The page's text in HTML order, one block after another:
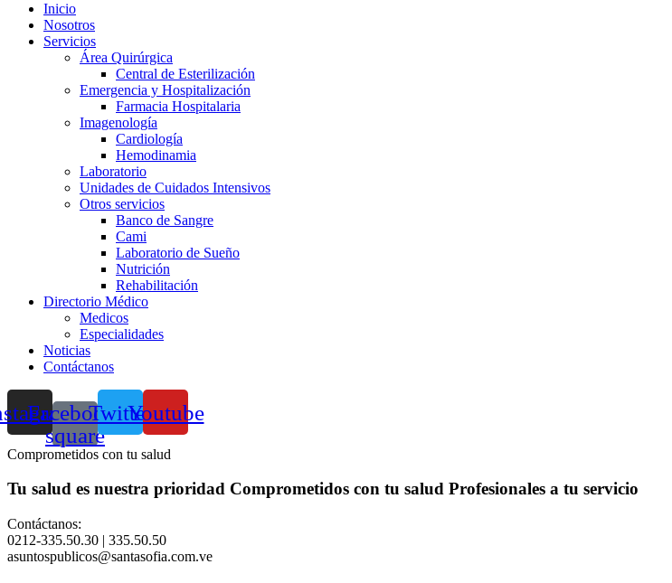
Inicio
Nosotros
Servicios
Área Quirúrgica
Central de Esterilización
Emergencia y Hospitalización
Farmacia Hospitalaria
Imagenología
Cardiología
Hemodinamia
Laboratorio
Unidades de Cuidados Intensivos
Otros servicios
Banco de Sangre
Cami
Laboratorio de Sueño
Nutrición
Rehabilitación
Directorio Médico
Medicos
Especialidades
Noticias
Contáctanos
Facebook-
square
TwitterYoutube
Comprometidos con tu salud
Tu salud es nuestra prioridad Comprometidos con tu salud Profesionales a tu servicio
Contáctanos:
0212-335.50.30 | 335.50.50
asuntospublicos@santasofia.com.ve